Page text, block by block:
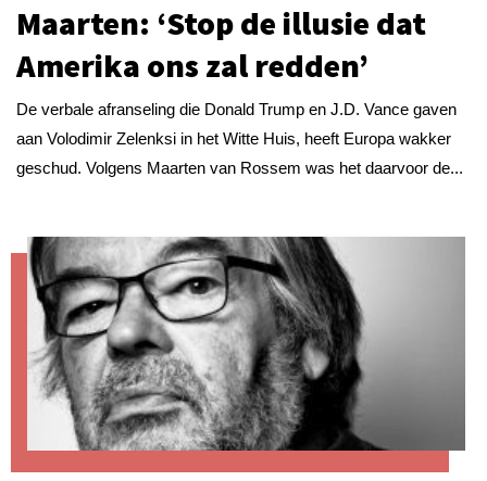
Maarten: ‘Stop de illusie dat
Amerika ons zal redden’
De verbale afranseling die Donald Trump en J.D. Vance gaven
aan Volodimir Zelenksi in het Witte Huis, heeft Europa wakker
geschud. Volgens Maarten van Rossem was het daarvoor de...